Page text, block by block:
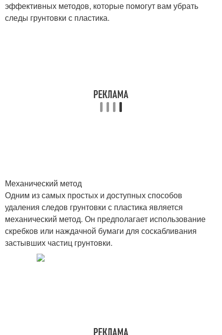
Химические методы
методы
эффективных методов, которые помогут вам убрать
следы грунтовки с пластика.
Механический метод
Одним из самых простых и доступных способов
удаления следов грунтовки с пластика является
механический метод. Он предполагает использование
скребков или наждачной бумаги для соскабливания
застывших частиц грунтовки.